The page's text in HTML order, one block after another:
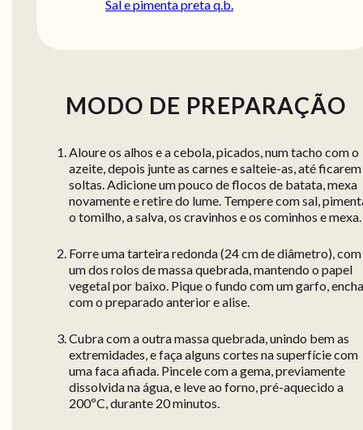
Sal e pimenta preta q.b.
MODO DE PREPARAÇÃO
Aloure os alhos e a cebola, picados, num tacho com o
azeite, depois junte as carnes e salteie-as, até ficarem
soltas. Adicione um pouco de flocos de batata, mexa
novamente e retire do lume. Tempere com sal,
o tomilho, a salva, os cravinhos e os cominhos e mexa.
Forre uma tarteira redonda (24 cm de diâmetro), com
um dos rolos de massa quebrada, mantendo o papel
vegetal por baixo. Pique o fundo com um garfo, encha
com o preparado anterior e alise.
Cubra com a outra massa quebrada, unindo bem as
extremidades, e faça alguns cortes na superfície com
uma faca afiada. Pincele com a gema, previamente
dissolvida na água, e leve ao forno, pré-aquecido a
200ºC, durante 20 minutos.